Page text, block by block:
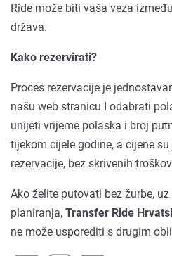
Ride može biti vaša veza
država.
Kako rezervirati?
Proces rezervacije je
našu web stranicu I odabrati
unijeti vrijeme polaska i broj
tijekom cijele godine, a cijene
rezervacije, bez skrivenih
Ako želite putovati bez žurbe,
planiranja, Transfer Ride
ne može usporediti s drugim